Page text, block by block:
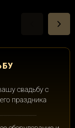
свадьбу с
праздника